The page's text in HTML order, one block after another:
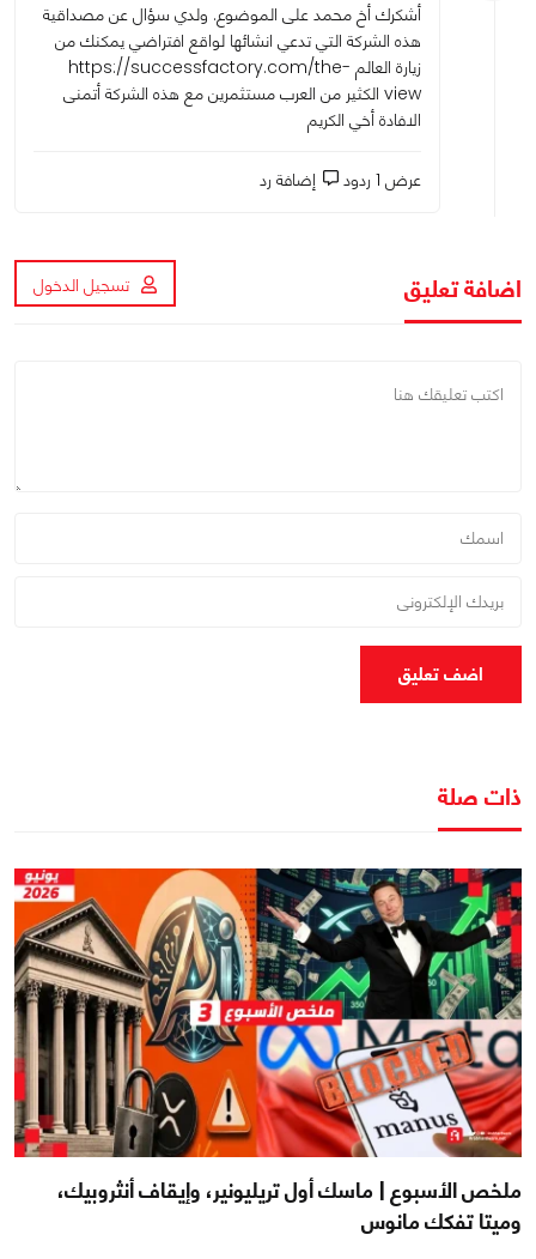
أشكرك أخ محمد على الموضوع. ولدي سؤال عن مصداقية
هذه الشركة التي تدعي انشائها لواقع افتراضي يمكنك من
زيارة العالم https://successfactory.com/the-
view الكثير من العرب مستثمرين مع هذه الشركة أتمنى
الافادة أخي الكريم
عرض 1 ردود إضافة رد
اضافة تعليق تسجيل الدخول
اضف تعليق
ذات صلة
ملخص الأسبوع | ماسك أول تريليونير، وإيقاف أنثروبيك،
وميتا تفكك مانوس